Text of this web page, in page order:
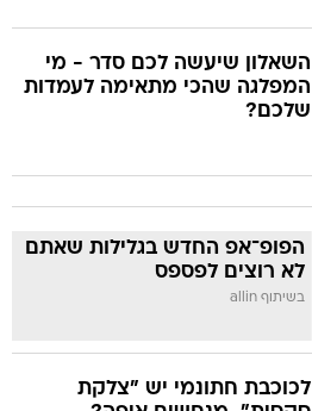
השאלון שיעשה לכם סדר - מי
המפלגה שהכי מתאימה לעמדות
שלכם?
הפופ־אפ החדש בגלילות שאתם
לא רוצים לפספס
בשיתוף allin
לכוכבת חתונמי יש "צלקת